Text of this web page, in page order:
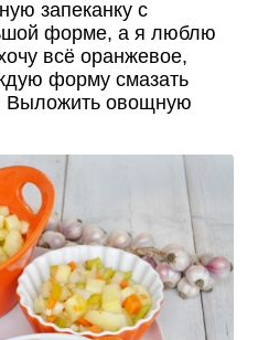
запеканку с
форме, а я люблю
всё оранжевое,
форму смазать
Выложить овощную